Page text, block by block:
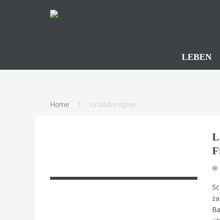
LEBEN
Home Urlaubsregion